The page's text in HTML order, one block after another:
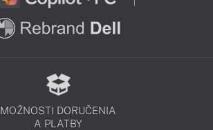
MOŽNOSTI DORUČENIA
A PLATBY